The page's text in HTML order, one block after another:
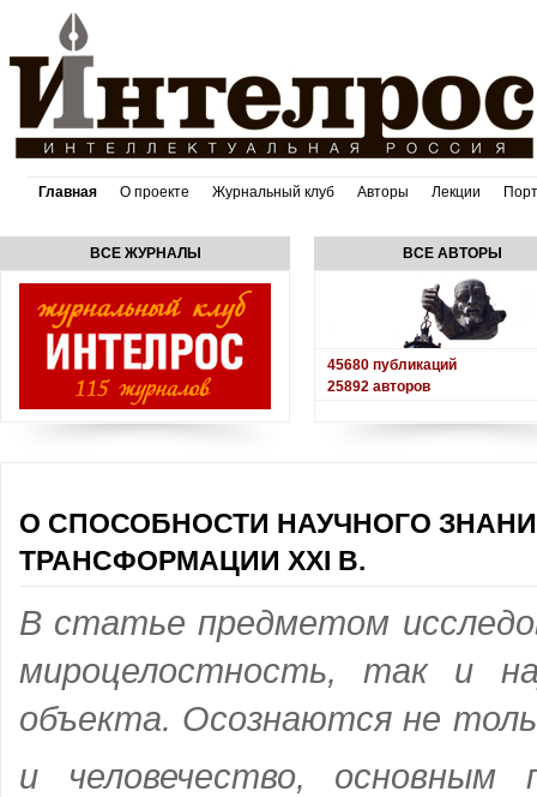
Главная О проекте Журнальный клуб Авторы Лекции
ВСЕ ЖУРНАЛЫ ВСЕ АВТОРЫ
45680 публикаций
25892 авторов
О СПОСОБНОСТИ НАУЧНОГО
ТРАНСФОРМАЦИИ XXI В.
В статье предметом
мироцелостность, так и
объекта. Осознаются не
и человечество, основным